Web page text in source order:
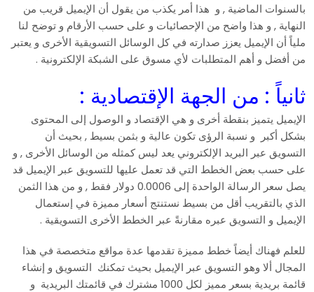
بالسنوات الماضية , و هذا أمر يكذب من يقول أن الإيميل قريب من
النهاية , و هذا واضح من الإحصائيات و على حسب الأرقام و توضح لنا
ملياً أن الإيميل يعزز صدارته في كل الوسائل التسويقية الأخرى و يعتبر
من أفضل و أهم المتطلبات لأي مسوق على الشبكة الإلكترونية .
ثانياً : من الجهة الإقتصادية :
الإيميل يتميز بنقطة أخرى و هي الإقتصاد و الوصول إلى المحتوى
بشكل أكبر و نسبة الرؤى تكون عالية و بثمن بسيط , بحيث أن
التسويق عبر البريد الإلكتروني يعد ليس كمثله من الوسائل الأخرى , و
على حسب بعض الخطط التي قد تعمل عليها للتسويق عبر الإيميل قد
يصل سعر الرسالة الواحدة إلى 0.0006 دولار فقط , و من هذا الثمن
الذي بالتقريب أقل من بسيط نستنتج أسعار مميزة في إستعمال
الإيميل و التسويق عبره مقارنةً عبر الخطط الأخرى التسويقية .
للعلم فهناك أيضاً خطط مميزة تقدمها عدة مواقع متخصصة في هذا
المجال ألا وهو التسويق عبر الإيميل بحيث تمكنك التسويق و إنشاء
قائمة بريدية بسعر مميز لكل 1000 مشترك في قائمتك البريدية و